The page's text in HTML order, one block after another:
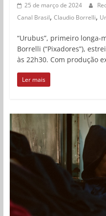
25 de março de 2024
Canal Brasil, Claudio Borrelli,
“Urubus”, primeiro longa-
Borrelli (“Pixadores”),
às 22h30. Com produção
Ler mais